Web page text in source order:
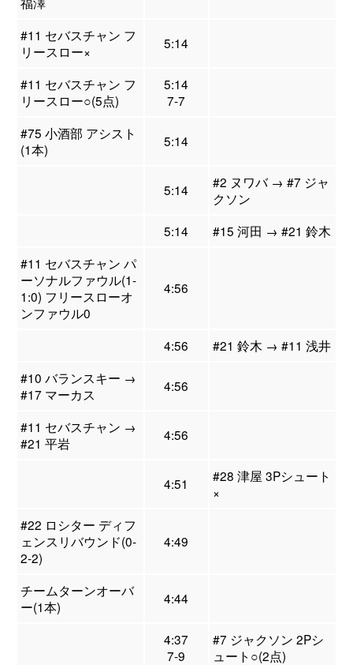
#11 セバスチャン フ
リースロー×
5:14
#11 セバスチャン フ
リースロー○(5点)
5:14
7-7
#75 小酒部 アシスト
(1本)
5:14
5:14
#2 ヌワバ → #7 ジャ
クソン
5:14
#15 河田 → #21 鈴木
#11 セバスチャン パ
ーソナルファウル(1-
1:0) フリースローオ
ンファウル0
4:56
4:56
#21 鈴木 → #11 浅井
#10 バランスキー →
#17 マーカス
4:56
#11 セバスチャン →
#21 平岩
4:56
4:51
#28 津屋 3Pシュート
×
#22 ロシター ディフ
ェンスリバウンド(0-
2-2)
4:49
チームターンオーバ
ー(1本)
4:44
4:37
7-9
#7 ジャクソン 2Pシ
ュート○(2点)